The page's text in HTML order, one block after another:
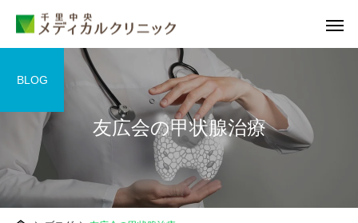
睡眠外来
友広会の甲状腺治療
BLOG